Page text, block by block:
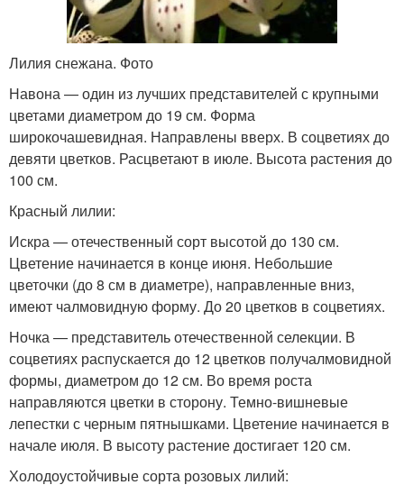
Лилия снежана. Фото
Навона — один из лучших представителей с крупными
цветами диаметром до 19 см. Форма
широкочашевидная. Направлены вверх. В соцветиях до
девяти цветков. Расцветают в июле. Высота растения до
100 см.
Красный лилии:
Искра — отечественный сорт высотой до 130 см.
Цветение начинается в конце июня. Небольшие
цветочки (до 8 см в диаметре), направленные вниз,
имеют чалмовидную форму. До 20 цветков в соцветиях.
Ночка — представитель отечественной селекции. В
соцветиях распускается до 12 цветков получалмовидной
формы, диаметром до 12 см. Во время роста
направляются цветки в сторону. Темно-вишневые
лепестки с черным пятнышками. Цветение начинается в
начале июля. В высоту растение достигает 120 см.
Холодоустойчивые сорта розовых лилий: